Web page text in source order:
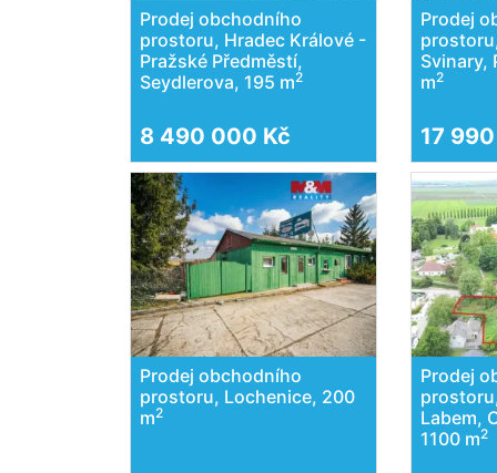
Prodej obchodního
prostoru, Hradec Králové -
Pražské Předměstí,
Seydlerova, 195 m2
8 490 000 Kč
Prodej
Svinary,
m2
17
Prodej obchodního
prostoru, Lochenice, 200
m2
Prodej
Labem,
1100 m2